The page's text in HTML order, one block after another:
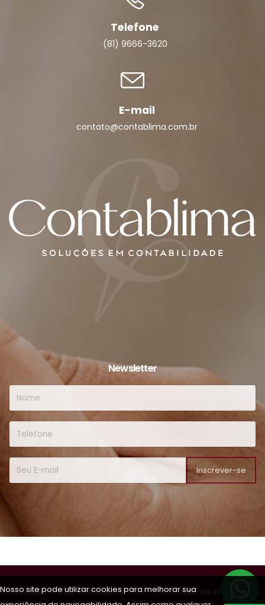
Telefone
(81) 9666-3620
E-mail
contato@contablima.com.br
Newsletter
Inscrever-se
Copyright © 2026 Contablima
Criação de sites
Nosso site pode utilizar cookies para melhorar sua